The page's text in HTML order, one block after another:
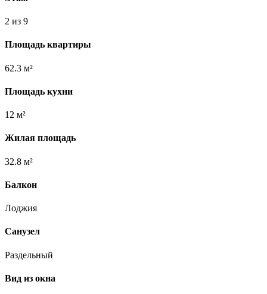
2 из 9
Площадь квартиры
62.3 м²
Площадь кухни
12 м²
Жилая площадь
32.8 м²
Балкон
Лоджия
Санузел
Раздельный
Вид из окна